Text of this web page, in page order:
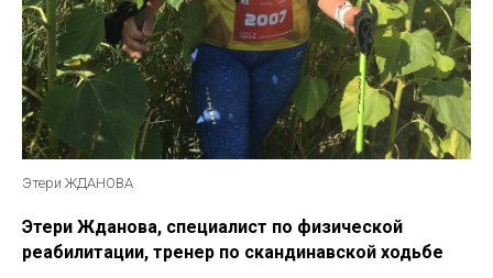
Этери ЖДАНОВА
Этери Жданова, специалист по физической
реабилитации, тренер по скандинавской ходьбе